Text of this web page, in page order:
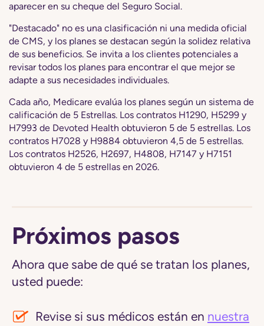
aparecer en su cheque del Seguro Social.
"Destacado" no es una clasificación ni una medida oficial
de CMS, y los planes se destacan según la solidez relativa
de sus beneficios. Se invita a los clientes potenciales a
revisar todos los planes para encontrar el que mejor se
adapte a sus necesidades individuales.
Cada año, Medicare evalúa los planes según un sistema de
calificación de 5 Estrellas. Los contratos H1290, H5299 y
H7993 de Devoted Health obtuvieron 5 de 5 estrellas. Los
contratos H7028 y H9884 obtuvieron 4,5 de 5 estrellas.
Los contratos H2526, H2697, H4808, H7147 y H7151
obtuvieron 4 de 5 estrellas en 2026.
Próximos pasos
Ahora que sabe de qué se tratan los planes,
usted puede:
Revise si sus médicos están en nuestra